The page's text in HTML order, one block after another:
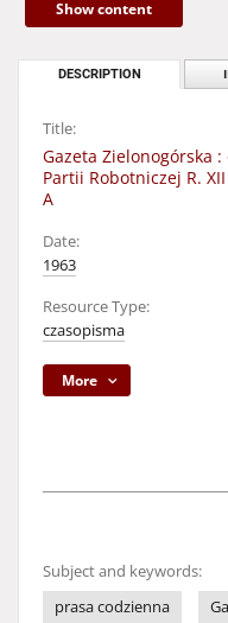
Show content
DESCRIPTION
Title:
Gazeta Zielonogórska
Partii Robotniczej R.
A
Date:
1963
Resource Type:
czasopisma
More
Subject and keywords:
prasa codzienna